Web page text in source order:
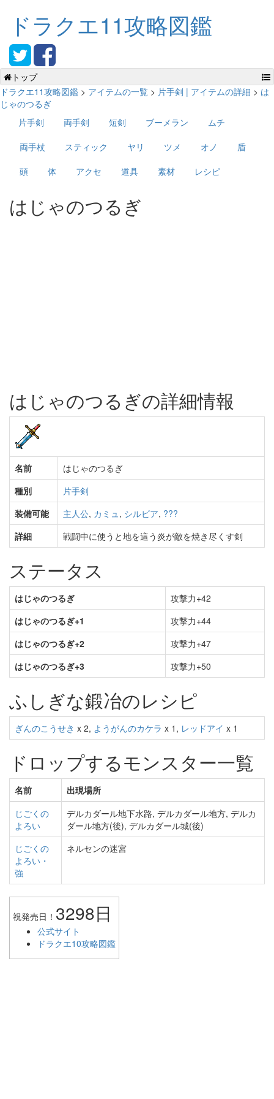
ドラクエ11攻略図鑑
トップ
ドラクエ11攻略図鑑 > アイテムの一覧 > 片手剣 | アイテムの詳細 > は
じゃのつるぎ
片手剣
両手剣 短剣 ブーメラン
ムチ
両手杖
スティック ヤリ ツメ オノ
盾
頭
体 アクセ 道具 素材 レシピ
はじゃのつるぎ
はじゃのつるぎの詳細情報
名前
はじゃのつるぎ
種別
片手剣
装備可能
主人公, カミュ, シルビア, ???
詳細
戦闘中に使うと地を這う炎が敵を焼き尽くす剣
ステータス
はじゃのつるぎ
攻撃力+42
はじゃのつるぎ+1
攻撃力+44
はじゃのつるぎ+2
攻撃力+47
はじゃのつるぎ+3
攻撃力+50
ふしぎな鍛冶のレシピ
ぎんのこうせき x 2, ようがんのカケラ x 1, レッドアイ x 1
ドロップするモンスター一覧
名前
出現場所
じごくの
よろい
デルカダール地下水路, デルカダール地方, デルカ
ダール地方(後), デルカダール城(後)
じごくの
よろい・
強
ネルセンの迷宮
祝発売日！ 3298日
公式サイト
ドラクエ10攻略図鑑